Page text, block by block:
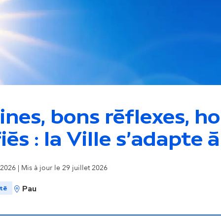
s
o
bons réflexes,
: la Ville s'adapte
| Mis à jour le 29 juillet 2026
Pau